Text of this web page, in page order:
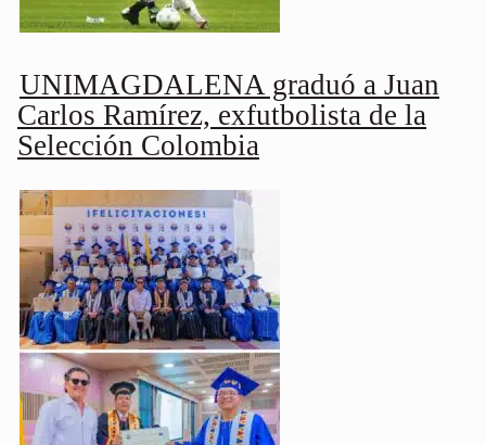
UNIMAGDALENA graduó a Juan
Carlos Ramírez, exfutbolista de la
Selección Colombia